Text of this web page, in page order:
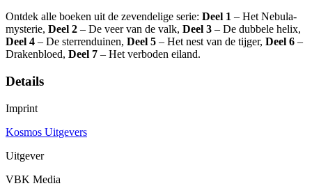
Ontdek alle boeken uit de zevendelige serie: Deel 1 – Het Nebula-
mysterie, Deel 2 – De veer van de valk, Deel 3 – De dubbele helix,
Deel 4 – De sterrenduinen, Deel 5 – Het nest van de tijger, Deel 6 –
Drakenbloed, Deel 7 – Het verboden eiland.
Details
Imprint
Kosmos Uitgevers
Uitgever
VBK Media